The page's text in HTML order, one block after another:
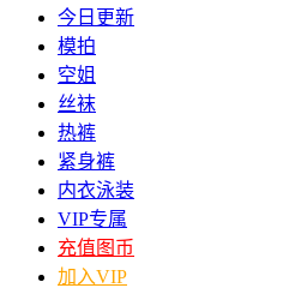
今日更新
模拍
空姐
丝袜
热裤
紧身裤
内衣泳装
VIP专属
充值图币
加入VIP